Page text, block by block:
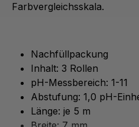
Farbvergleichsskala.
Nachfüllpackung
Inhalt: 3 Rollen
pH-Messbereich: 1-11
Abstufung: 1,0 pH-
Länge: je 5 m